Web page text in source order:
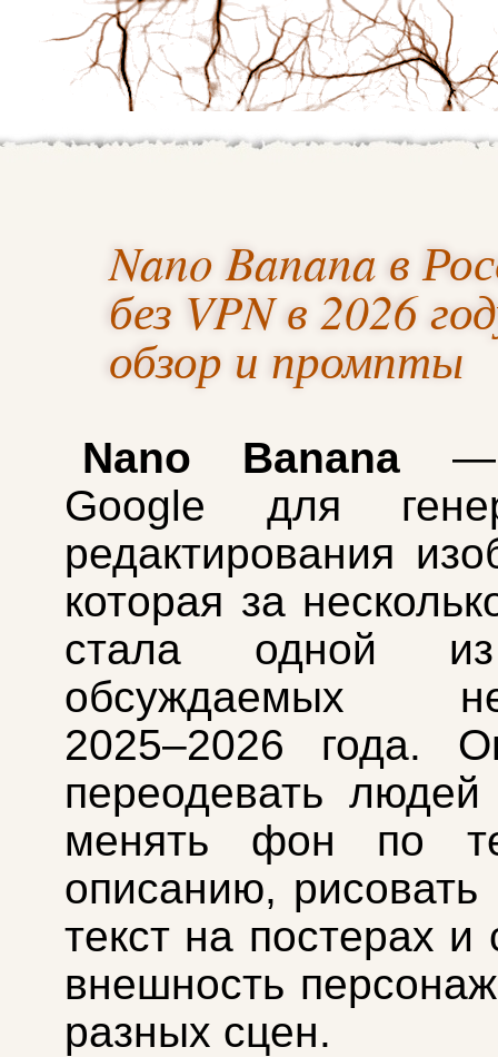
Nano Banana в
без VPN в 2026
обзор и промпты
Nano Banana —
Google для
редактирования
которая за
стала одной
обсуждаемых
2025–2026 года.
переодевать
менять фон по
описанию,
текст на постерах и
внешность
разных сцен.